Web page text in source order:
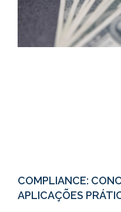
COMPLIANCE:
APLICAÇÕES